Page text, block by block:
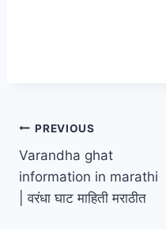
Post
navigation
PREVIOUS
Varandha ghat
information in marathi
| वरंधा घाट माहिती मराठीत